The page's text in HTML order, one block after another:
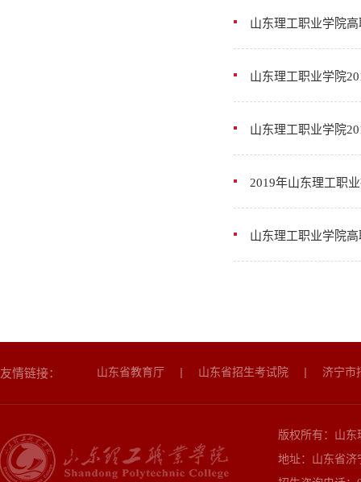
山东理工职业学院
山东理工职业学院
山东理工职业学院
2019年山东理工职
山东理工职业学院
友情链接： 山东省教育厅 山东省招生考试院 济宁市
版权所有：山
地址：山东省济